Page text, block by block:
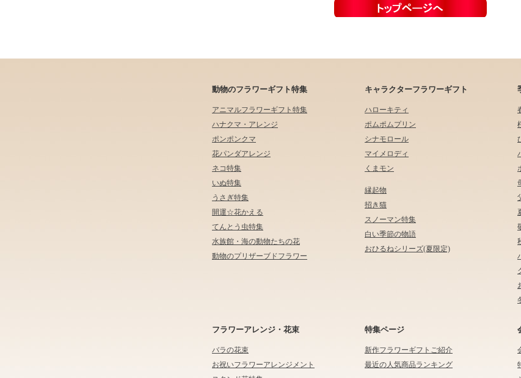
動物のフラワーギフト特集 キャラクターフラワーギフト
アニマルフラワーギフト特集
ハナクマ・アレンジ
ポンポンクマ
花パンダアレンジ
ネコ特集
いぬ特集
うさぎ特集
開運☆花かえる
てんとう虫特集
水族館・海の動物たちの花
動物のプリザーブドフラワー
ハローキティ
ポムポムプリン
シナモロール
マイメロディ
くまモン
縁起物
招き猫
スノーマン特集
白い季節の物語
おひるねシリーズ(夏限定)
フラワーアレンジ・花束 特集ページ
バラの花束
お祝いフラワーアレンジメント
新作フラワーギフトご紹介
最近の人気商品ランキング